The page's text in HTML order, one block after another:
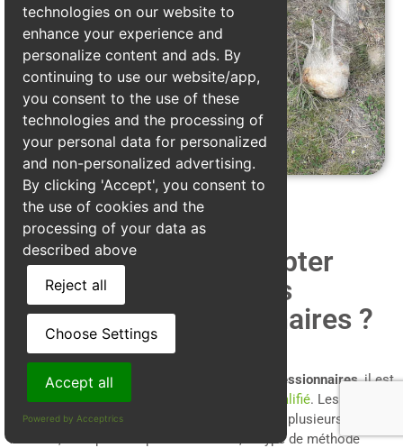
Quels prix faut il compter
pour le traitement des
chenilles processionnaires ?
Pour éliminer efficacement les chenilles processionnaires, il est
impératif defaire appel à un professionnel qualifié. Les tarifs
des traitements à Artas varient en fonction de plusieurs
facteurs, tels que la superficie à traiter, le type de méthode
technologies on our website to
enhance your experience and
personalize content and ads. By
continuing to use our website/app,
you consent to the use of these
technologies and the processing of
your personal data for personalized
and non-personalized advertising.
By clicking 'Accept', you consent to
the use of cookies and the
processing of your data as
described above
Reject all
Choose Settings
Accept all
Powered by Acceptrics